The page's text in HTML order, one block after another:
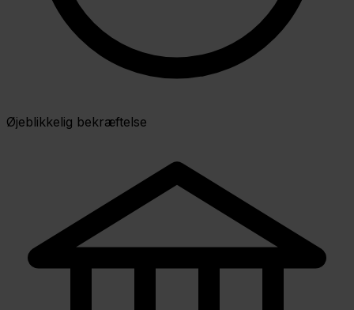
Øjeblikkelig bekræftelse